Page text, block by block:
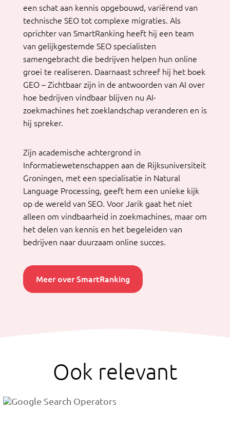
een schat aan kennis opgebouwd, variërend van
technische SEO tot complexe migraties. Als
oprichter van SmartRanking heeft hij een team
van gelijkgestemde SEO specialisten
samengebracht die bedrijven helpen hun online
groei te realiseren. Daarnaast schreef hij het boek
GEO – Zichtbaar zijn in de antwoorden van AI over
hoe bedrijven vindbaar blijven nu AI-
zoekmachines het zoeklandschap veranderen en is
hij spreker.
Zijn academische achtergrond in
Informatiewetenschappen aan de Rijksuniversiteit
Groningen, met een specialisatie in Natural
Language Processing, geeft hem een unieke kijk
op de wereld van SEO. Voor Jarik gaat het niet
alleen om vindbaarheid in zoekmachines, maar om
het delen van kennis en het begeleiden van
bedrijven naar duurzaam online succes.
Meer over SmartRanking
Ook relevant